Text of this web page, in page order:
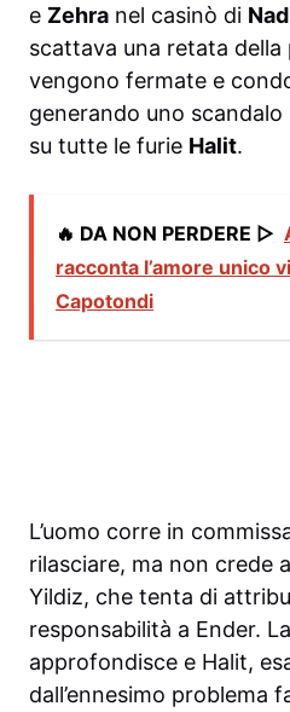
e Zehra nel casinò di
scattava una retata della
vengono fermate e
generando uno
su tutte le furie Halit.
🔥 DA NON PERDERE ▷
racconta l’amore unico
Capotondi
L’uomo corre in
rilasciare, ma non crede
Yildiz, che tenta di
responsabilità a Ender.
approfondisce e Halit,
dall’ennesimo problema